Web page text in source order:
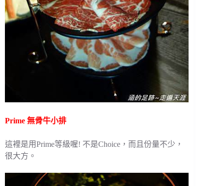
Prime 無骨牛小排
這裡是用Prime等級喔! 不是Choice，而且份量不少，
很大方。